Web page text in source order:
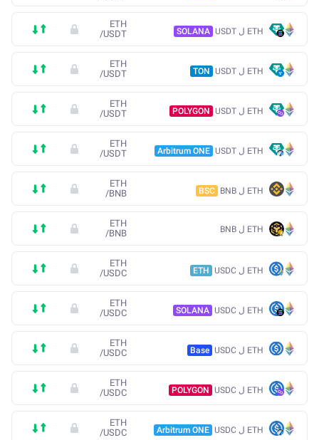
ETH ل USDT SOLANA
ETH
/USDT
ETH ل USDT TON
ETH
/USDT
ETH ل USDT POLYGON
ETH
/USDT
ETH ل USDT Arbitrum ONE
ETH
/USDT
ETH ل BNB BSC
ETH
/BNB
ETH ل BNB
ETH
/BNB
ETH ل USDC ETH
ETH
/USDC
ETH ل USDC SOLANA
ETH
/USDC
ETH ل USDC Base
ETH
/USDC
ETH ل USDC POLYGON
ETH
/USDC
ETH ل USDC Arbitrum ONE
ETH
/USDC